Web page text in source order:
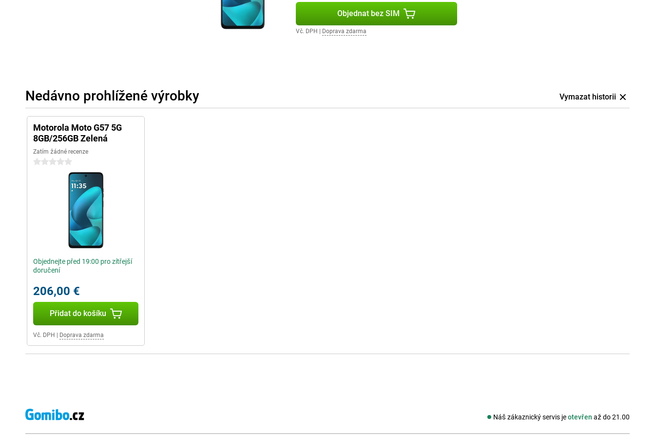
Objednat bez SIM
Vč. DPH Doprava zdarma
Nedávno prohlížené výrobky Vymazat historii
Motorola Moto G57 5G
8GB/256GB Zelená
Zatím žádné recenze
0 hvězdičky
Objednejte před 19:00 pro zítřejší
doručení
206,00 €
Přidat do košíku
Vč. DPH Doprava zdarma
Náš zákaznický servis jeotevřen až do 21.00
Sociální média